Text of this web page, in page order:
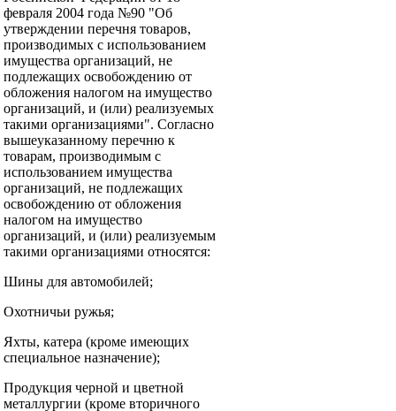
февраля 2004 года №90 "Об
утверждении перечня товаров,
производимых с использованием
имущества организаций, не
подлежащих освобождению от
обложения налогом на имущество
организаций, и (или) реализуемых
такими организациями". Согласно
вышеуказанному перечню к
товарам, производимым с
использованием имущества
организаций, не подлежащих
освобождению от обложения
налогом на имущество
организаций, и (или) реализуемым
такими организациями относятся:
Шины для автомобилей;
Охотничьи ружья;
Яхты, катера (кроме имеющих
специальное назначение);
Продукция черной и цветной
металлургии (кроме вторичного